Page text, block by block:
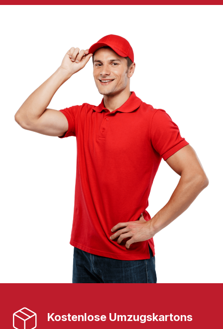
Kostenlose Umzugskartons